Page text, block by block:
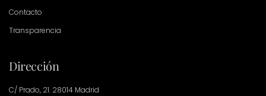
Contacto
Transparencia
Dirección
C/ Prado, 21. 28014 Madrid